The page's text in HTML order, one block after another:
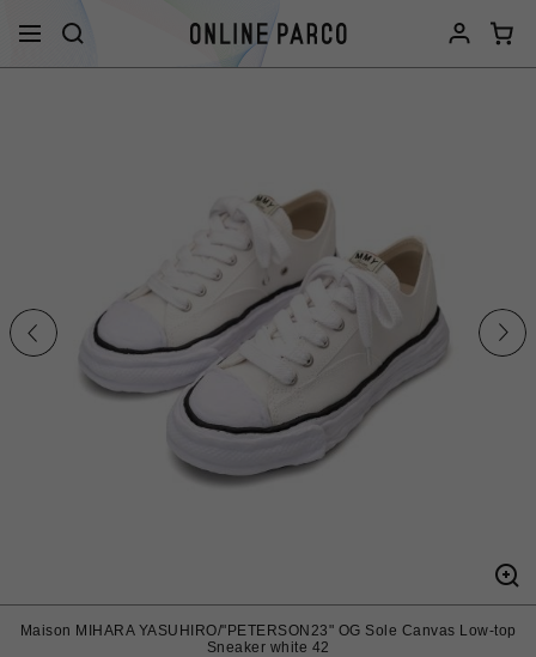
Maison MIHARA YASUHIRO/"PETERSON23" OG Sole Canvas Low-top
Sneaker white 42